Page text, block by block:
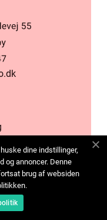
dine indstillinger,
og annoncer. Denne
brug af websiden